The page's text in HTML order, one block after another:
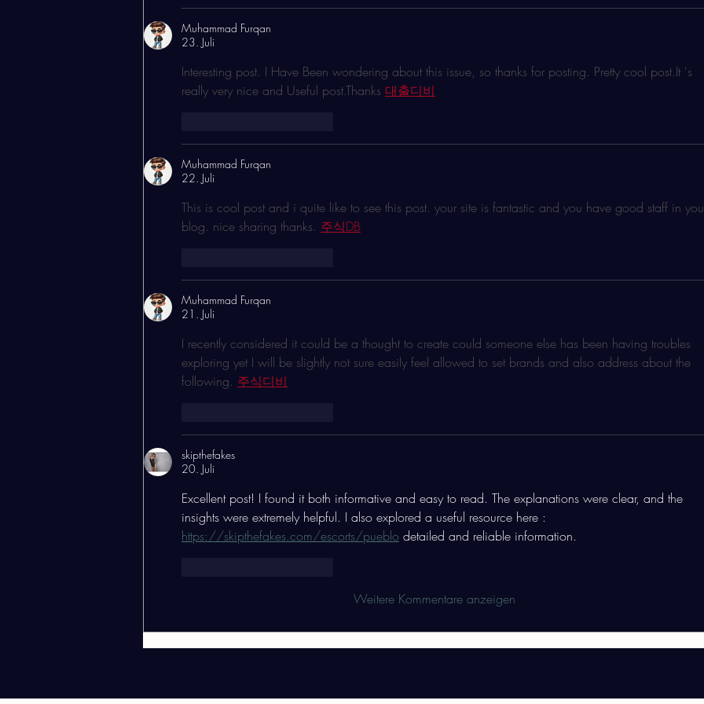
Muhammad Furqan
23. Juli
Interesting post. I Have Been wondering about this issue, so thanks for posting. Pretty cool post.It 's
really very nice and Useful post.Thanks 대출디비
Muhammad Furqan
22. Juli
This is cool post and i quite like to see this post. your site is fantastic and you have good staff in
blog. nice sharing thanks. 주식DB
Muhammad Furqan
21. Juli
I recently considered it could be a thought to create could someone else has been having troubles
exploring yet I will be slightly not sure easily feel allowed to set brands and also address about the
following. 주식디비
skipthefakes
20. Juli
Excellent post! I found it both informative and easy to read. The explanations were clear, and the
insights were extremely helpful. I also explored a useful resource here :
https://skipthefakes.com/escorts/pueblo detailed and reliable information.
Weitere Kommentare anzeigen